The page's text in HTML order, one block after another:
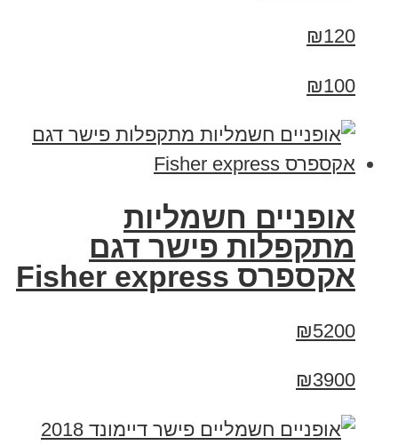
₪120
₪100
אופניים חשמליות
מתקפלות פישר דגם
אקספרס Fisher express
₪5200
₪3900